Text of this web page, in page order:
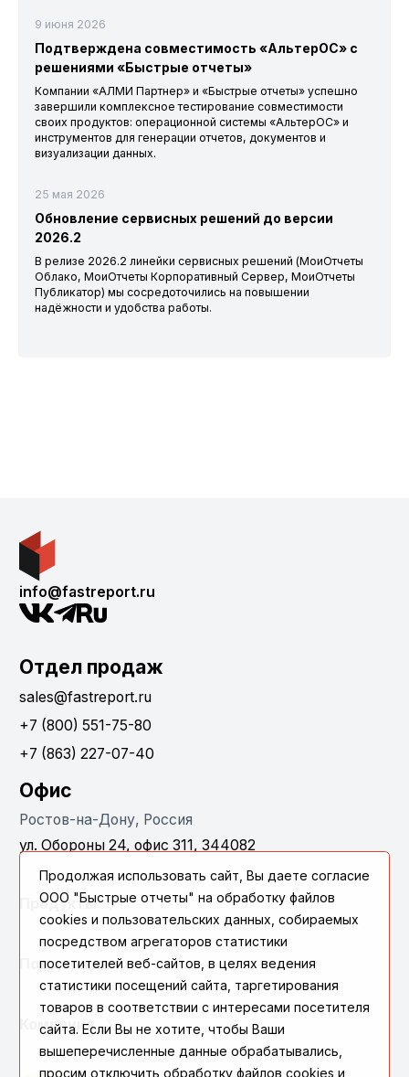
9 июня 2026
Подтверждена совместимость «АльтерОС» с
решениями «Быстрые отчеты»
Компании «АЛМИ Партнер» и «Быстрые отчеты» успешно
завершили комплексное тестирование совместимости
своих продуктов: операционной системы «АльтерОС» и
инструментов для генерации отчетов, документов и
визуализации данных.
25 мая 2026
Обновление сервисных решений до версии
2026.2
В релизе 2026.2 линейки сервисных решений (МоиОтчеты
Облако, МоиОтчеты Корпоративный Сервер, МоиОтчеты
Публикатор) мы сосредоточились на повышении
надёжности и удобства работы.
info@fastreport.ru
Отдел продаж
sales@fastreport.ru
+7 (800) 551-75-80
+7 (863) 227-07-40
Офис
Ростов-на-Дону, Россия
ул. Обороны 24, офис 311, 344082
Продукты
Поддержка
Компания
Продолжая использовать сайт, Вы даете согласие
ООО "Быстрые отчеты" на обработку файлов
cookies и пользовательских данных, собираемых
посредством агрегаторов статистики
посетителей веб-сайтов, в целях ведения
статистики посещений сайта, таргетирования
товаров в соответствии с интересами посетителя
сайта. Если Вы не хотите, чтобы Ваши
вышеперечисленные данные обрабатывались,
просим отключить обработку файлов cookies и